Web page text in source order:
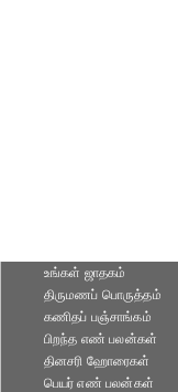
உங்கள் ஜாதகம்
திருமணப் பொருத்தம்
கணிதப் பஞ்சாங்கம்
பிறந்த எண் பலன்கள்
தினசரி ஹோரைகள்
பெயர் எண் பலன்கள்